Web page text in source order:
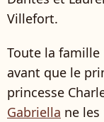
Villefort.
Toute la
avant que le
princesse
Gabriella ne